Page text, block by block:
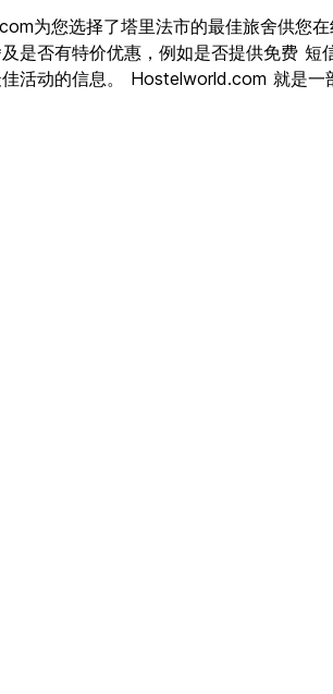
为您选择了塔里法市的最佳旅舍供您
是否有特价优惠，例如是否提供免费
活动的信息。 Hostelworld.com 就是一